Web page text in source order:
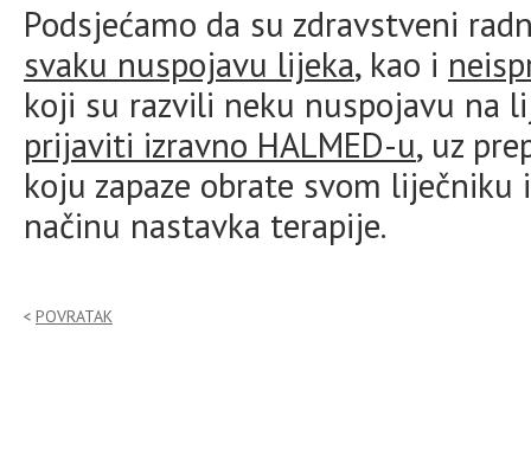
Podsjećamo da su zdravstveni
svaku nuspojavu lijeka, kao i
koji su razvili neku nuspojavu na
prijaviti izravno HALMED-u, uz
koju zapaze obrate svom
načinu nastavka terapije.
POVRATAK